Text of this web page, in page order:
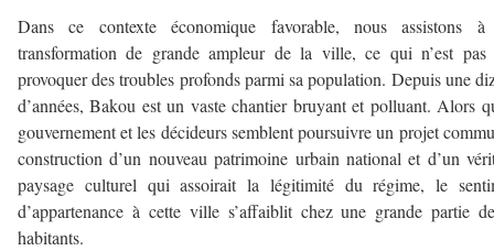
Dans ce contexte économique favorable, nous assistons à
transformation de grande ampleur de la ville, ce qui n’est pas
provoquer des troubles profonds parmi sa population. Depuis une
d’années, Bakou est un vaste chantier bruyant et polluant. Alors
gouvernement et les décideurs semblent poursuivre un projet
construction d’un nouveau patrimoine urbain national et d’un
paysage culturel qui assoirait la légitimité du régime, le
d’appartenance à cette ville s’affaiblit chez une grande partie
habitants.